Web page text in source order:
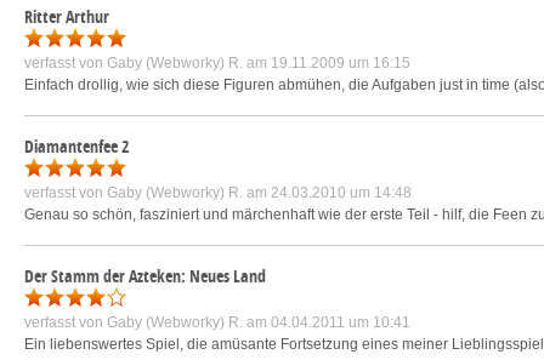
Ritter Arthur
verfasst von Gaby (Webworky) R. am 19.11.2009 um 16:15
Einfach drollig, wie sich diese Figuren abmühen, die Aufgaben just in time
Diamantenfee 2
verfasst von Gaby (Webworky) R. am 24.03.2010 um 14:48
Genau so schön, fasziniert und märchenhaft wie der erste Teil - hilf, die Feen
Der Stamm der Azteken: Neues Land
verfasst von Gaby (Webworky) R. am 04.04.2011 um 10:41
Ein liebenswertes Spiel, die amüsante Fortsetzung eines meiner